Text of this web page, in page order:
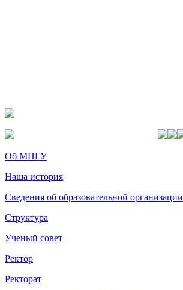
Об МПГУ
Наша история
Сведения об образовательной организации
Структура
Ученый совет
Ректор
Ректорат